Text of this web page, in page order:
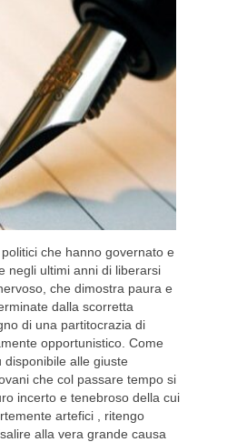
che hanno governato e
negli ultimi anni di liberarsi
che dimostra paura e
dalla scorretta
di una partitocrazia di
opportunistico. Come
disponibile alle giuste
che col passare tempo si
incerto e tenebroso della cui
artefici , ritengo
alla vera grande causa